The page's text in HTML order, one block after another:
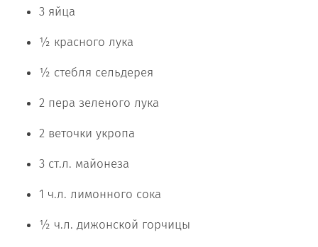
3 яйца
½ красного лука
½ стебля сельдерея
2 пера зеленого лука
2 веточки укропа
3 ст.л. майонеза
1 ч.л. лимонного сока
½ ч.л. дижонской горчицы